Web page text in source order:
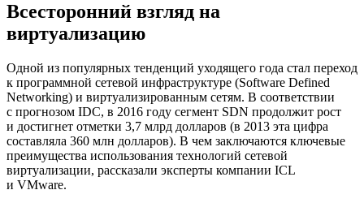
Всесторонний взгляд на
виртуализацию
Одной из популярных тенденций уходящего года стал переход
к программной сетевой инфраструктуре (Software Defined
Networking) и виртуализированным сетям. В соответствии
с прогнозом IDC, в 2016 году сегмент SDN продолжит рост
и достигнет отметки 3,7 млрд долларов (в 2013 эта цифра
составляла 360 млн долларов). В чем заключаются ключевые
преимущества использования технологий сетевой
виртуализации, рассказали эксперты компании ICL
и VMware.